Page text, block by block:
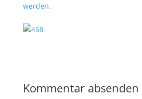
werden.
Kommentar absenden